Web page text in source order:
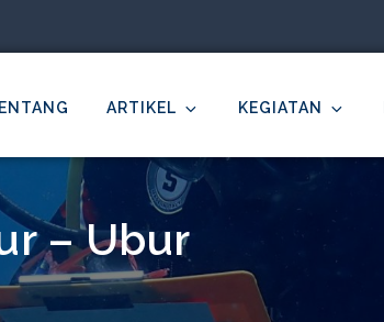
Kelautan Undip
ARTIKEL KEGIATAN
– Ubur